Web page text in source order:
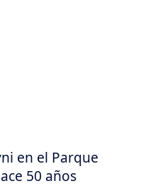
en el Parque
50 años